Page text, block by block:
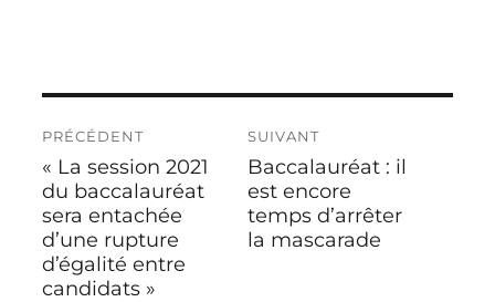
de
l’article
PRÉCÉDENT
Publication
précédente :
« La session 2021
du baccalauréat
sera entachée
d’une rupture
d’égalité entre
candidats »
SUIVANT
Publication
suivante :
Baccalauréat : il
est encore
temps d’arrêter
la mascarade